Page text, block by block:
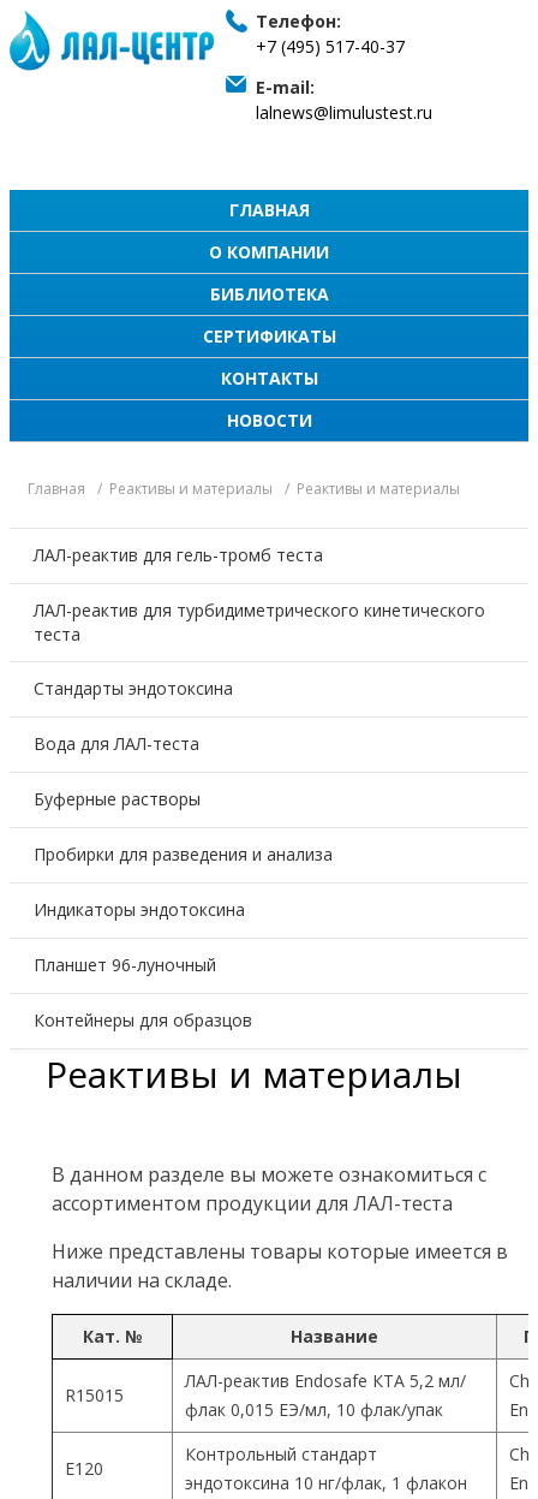
Телефон:
+7 (495) 517-40-37
E-mail:
lalnews@limulustest.ru
ГЛАВНАЯ
О КОМПАНИИ
БИБЛИОТЕКА
СЕРТИФИКАТЫ
КОНТАКТЫ
НОВОСТИ
Главная Реактивы и материалы Реактивы и материалы
ЛАЛ-реактив для гель-тромб теста
ЛАЛ-реактив для турбидиметрического кинетического
теста
Стандарты эндотоксина
Вода для ЛАЛ-теста
Буферные растворы
Пробирки для разведения и анализа
Индикаторы эндотоксина
Планшет 96-луночный
Контейнеры для образцов
Реактивы и материалы
В данном разделе вы можете ознакомиться с
ассортиментом продукции для ЛАЛ-теста
Ниже представлены товары которые имеется в
наличии на складе.
Кат. № Название
R15015
ЛАЛ-реактив Endosafe КТА 5,2 мл/
флак 0,015 ЕЭ/мл, 10 флак/упак
Е120
Контрольный стандарт
эндотоксина 10 нг/флак, 1 флакон